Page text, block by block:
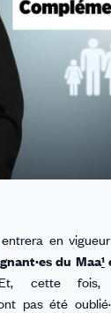
en
du Maa¹
cette fois,
pas été